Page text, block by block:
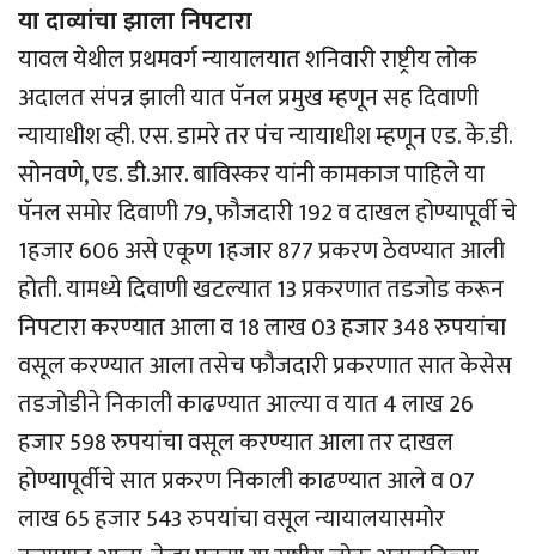
या दाव्यांचा झाला निपटारा
यावल येथील प्रथमवर्ग न्यायालयात शनिवारी राष्ट्रीय लोक
अदालत संपन्न झाली यात पॅनल प्रमुख म्हणून सह दिवाणी
न्यायाधीश व्ही. एस. डामरे तर पंच न्यायाधीश म्हणून एड. के.डी.
सोनवणे, एड. डी.आर. बाविस्कर यांनी कामकाज पाहिले या
पॅनल समोर दिवाणी 79, फौजदारी 192 व दाखल होण्यापूर्वी चे
1हजार 606 असे एकूण 1हजार 877 प्रकरण ठेवण्यात आली
होती. यामध्ये दिवाणी खटल्यात 13 प्रकरणात तडजोड करून
निपटारा करण्यात आला व 18 लाख 03 हजार 348 रुपयांचा
वसूल करण्यात आला तसेच फौजदारी प्रकरणात सात केसेस
तडजोडीने निकाली काढण्यात आल्या व यात 4 लाख 26
हजार 598 रुपयांचा वसूल करण्यात आला तर दाखल
होण्यापूर्वीचे सात प्रकरण निकाली काढण्यात आले व 07
लाख 65 हजार 543 रुपयांचा वसूल न्यायालयासमोर